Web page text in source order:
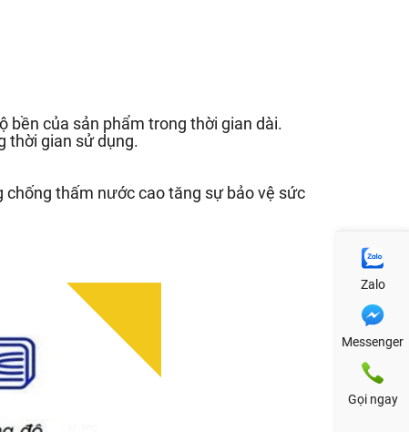
bền của sản phẩm trong thời gian dài.
thời gian sử dụng.
thấm nước cao tăng sự bảo vệ sức
Zalo
Messenger
Gọi ngay